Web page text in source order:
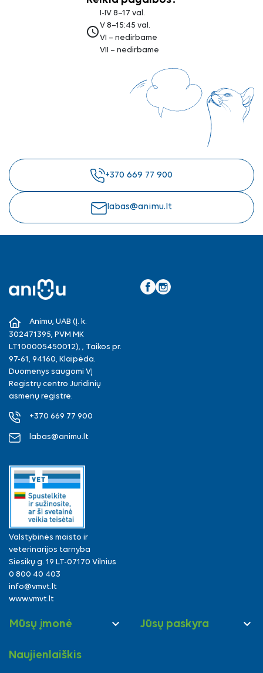
access_time
I-IV 8–17 val.
V 8–15:45 val.
VI – nedirbame
VII – nedirbame
+370 669 77 900
labas@animu.lt
Animu, UAB (Į. k.
302471395, PVM MK
LT100005450012), , Taikos pr.
97-61, 94160, Klaipėda.
Duomenys saugomi VĮ
Registrų centro Juridinių
asmenų registre.
+370 669 77 900
labas@animu.lt
Valstybinės maisto ir
veterinarijos tarnyba
Siesikų g. 19 LT-07170 Vilnius
0 800 40 403
info@vmvt.lt
www.vmvt.lt
Mūsų įmonė  Jūsų paskyra 
Naujienlaiškis